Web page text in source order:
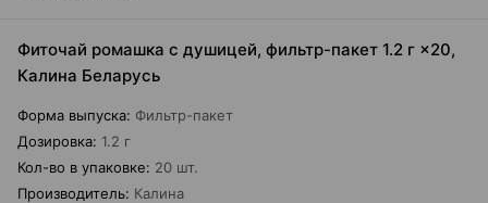
Фиточай ромашка с душицей, фильтр-пакет 1.2 г ×20,
Калина Беларусь
Форма выпуска: Фильтр-пакет
Дозировка: 1.2 г
Кол-во в упаковке: 20 шт.
Производитель: Калина